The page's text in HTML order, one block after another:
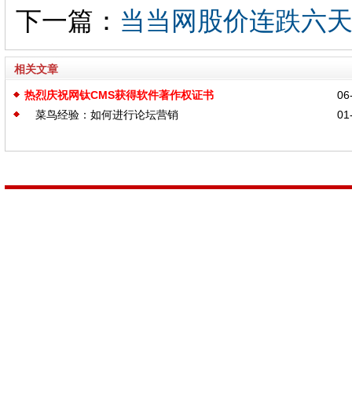
下一篇： 当当网股价连跌六
相关文章
热烈庆祝网钛CMS获得软件著作权证书
菜鸟经验：如何进行论坛营销